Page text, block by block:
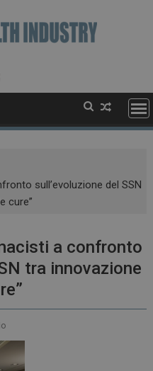
sull’evoluzione del SSN
cure”
a confronto
tra innovazione